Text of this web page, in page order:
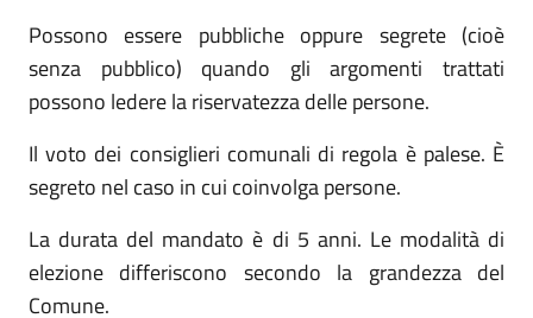
Possono essere pubbliche oppure segrete (cioè
senza pubblico) quando gli argomenti trattati
possono ledere la riservatezza delle persone.
Il voto dei consiglieri comunali di regola è palese. È
segreto nel caso in cui coinvolga persone.
La durata del mandato è di 5 anni. Le modalità di
elezione differiscono secondo la grandezza del
Comune.